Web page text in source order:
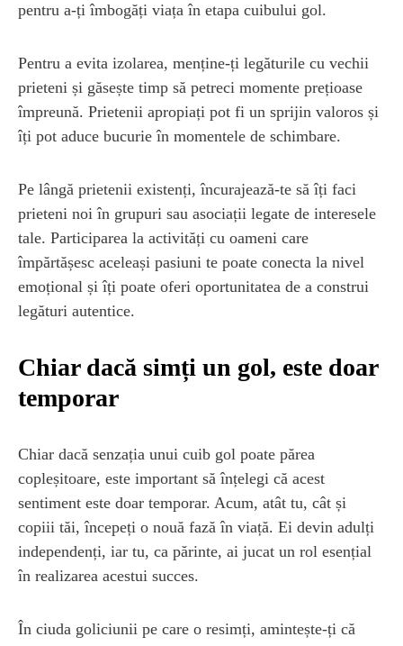
pentru a-ți îmbogăți viața în etapa cuibului gol.
Pentru a evita izolarea, menține-ți legăturile cu vechii
prieteni și găsește timp să petreci momente prețioase
împreună. Prietenii apropiați pot fi un sprijin valoros și
îți pot aduce bucurie în momentele de schimbare.
Pe lângă prietenii existenți, încurajează-te să îți faci
prieteni noi în grupuri sau asociații legate de interesele
tale. Participarea la activități cu oameni care
împărtășesc aceleași pasiuni te poate conecta la nivel
emoțional și îți poate oferi oportunitatea de a construi
legături autentice.
Chiar dacă simți un gol, este doar
temporar
Chiar dacă senzația unui cuib gol poate părea
copleșitoare, este important să înțelegi că acest
sentiment este doar temporar. Acum, atât tu, cât și
copiii tăi, începeți o nouă fază în viață. Ei devin adulți
independenți, iar tu, ca părinte, ai jucat un rol esențial
în realizarea acestui succes.
În ciuda goliciunii pe care o resimți, amintește-ți că